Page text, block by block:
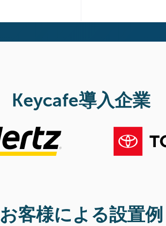
Keycafe導入企業
お客様による設置例